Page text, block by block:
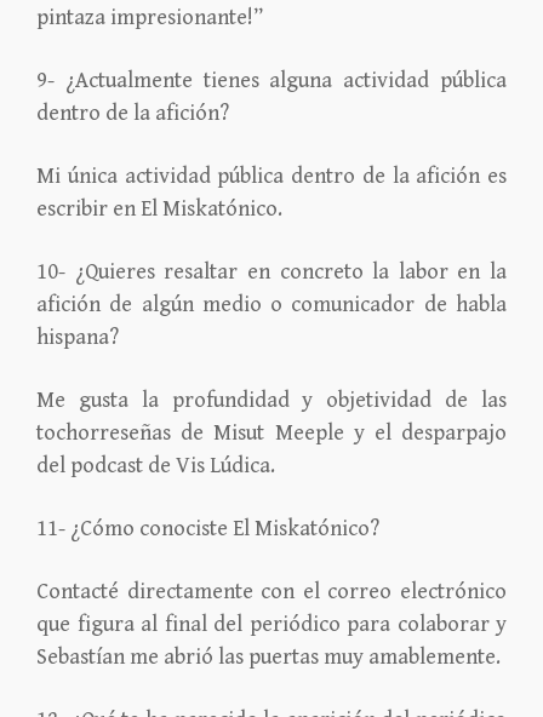
pintaza impresionante!”
9- ¿Actualmente tienes alguna actividad pública
dentro de la afición?
Mi única actividad pública dentro de la afición es
escribir en El Miskatónico.
10- ¿Quieres resaltar en concreto la labor en la
afición de algún medio o comunicador de habla
hispana?
Me gusta la profundidad y objetividad de las
tochorreseñas de Misut Meeple y el desparpajo
del podcast de Vis Lúdica.
11- ¿Cómo conociste El Miskatónico?
Contacté directamente con el correo electrónico
que figura al final del periódico para colaborar y
Sebastían me abrió las puertas muy amablemente.